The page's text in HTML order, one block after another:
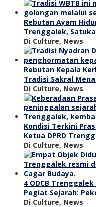
Rebutan Ayam
Trenggalek,
Di Culture, News
Rebutan Kepala
Tradisi Sakral
Di Culture, News
Kondisi Terkini
Ketua DPRD
Di Culture, News
4 ODCB
Pegiat Sejarah:
Di Culture, News